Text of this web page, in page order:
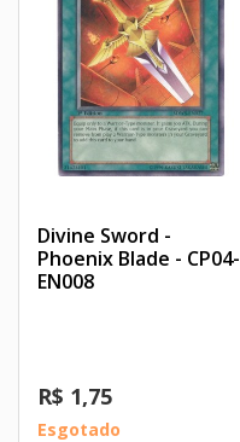
Divine Sword -
Phoenix Blade - CP04-
EN008
R$ 1,75
Esgotado